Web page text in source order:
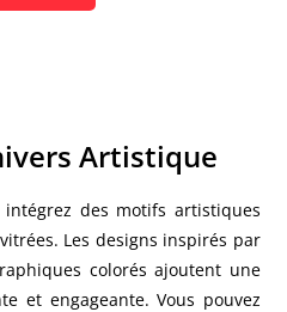
Artistique
des motifs artistiques
Les designs inspirés par
colorés ajoutent une
et engageante. Vous pouvez